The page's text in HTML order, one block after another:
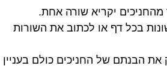
יקריא שורה אחת.
בכל דף או לכתוב את השורות
הבנתם של החניכים כולם בעניין